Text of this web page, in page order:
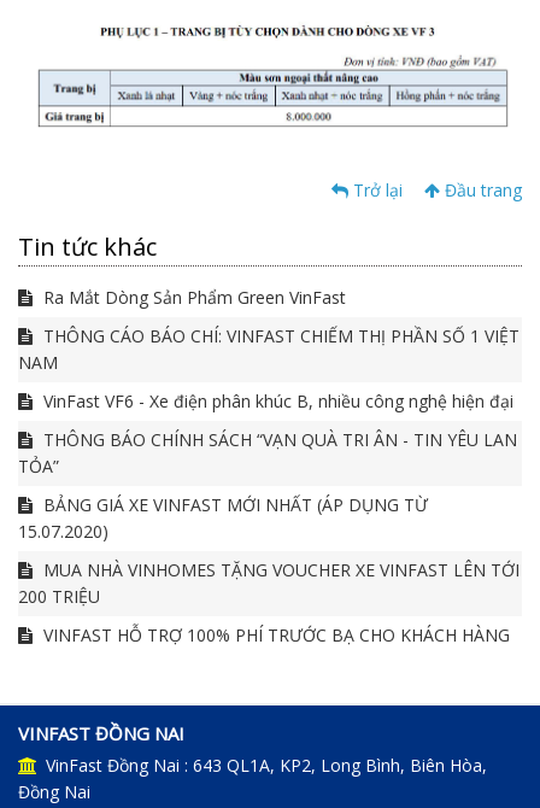
Trở lại Đầu trang
Tin tức khác
Ra Mắt Dòng Sản Phẩm Green VinFast
THÔNG CÁO BÁO CHÍ: VINFAST CHIẾM THỊ PHẦN SỐ 1 VIỆT
NAM
VinFast VF6 - Xe điện phân khúc B, nhiều công nghệ hiện đại
THÔNG BÁO CHÍNH SÁCH “VẠN QUÀ TRI ÂN - TIN YÊU LAN
TỎA”
BẢNG GIÁ XE VINFAST MỚI NHẤT (ÁP DỤNG TỪ
15.07.2020)
MUA NHÀ VINHOMES TẶNG VOUCHER XE VINFAST LÊN TỚI
200 TRIỆU
VINFAST HỖ TRỢ 100% PHÍ TRƯỚC BẠ CHO KHÁCH HÀNG
VINFAST ĐỒNG NAI
VinFast Đồng Nai : 643 QL1A, KP2, Long Bình, Biên Hòa,
Đồng Nai